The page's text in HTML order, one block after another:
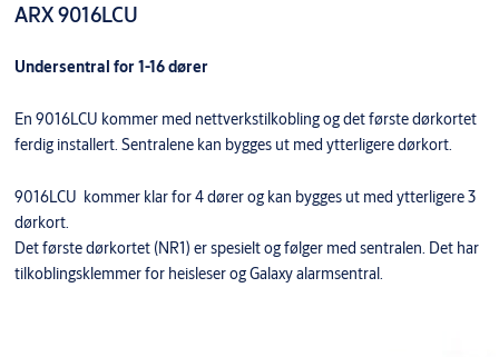
ARX 9016LCU
Undersentral for 1-16 dører
En 9016LCU kommer med nettverkstilkobling og det første dørkortet
ferdig installert. Sentralene kan bygges ut med ytterligere dørkort.
9016LCU kommer klar for 4 dører og kan bygges ut med ytterligere 3
dørkort.
Det første dørkortet (NR1) er spesielt og følger med sentralen. Det har
tilkoblingsklemmer for heisleser og Galaxy alarmsentral.